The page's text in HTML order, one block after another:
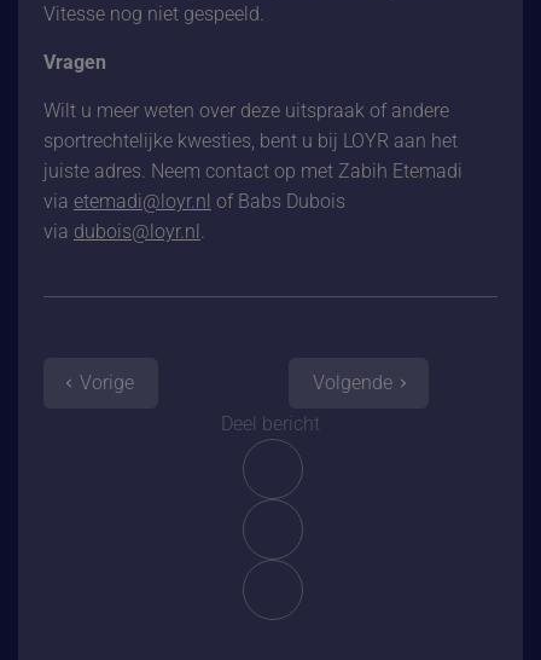
Vitesse nog niet gespeeld.
Vragen
Wilt u meer weten over deze uitspraak of andere
sportrechtelijke kwesties, bent u bij LOYR aan het
juiste adres. Neem contact op met Zabih Etemadi
via etemadi@loyr.nl of Babs Dubois
via dubois@loyr.nl
Vorige
Deel bericht
Volgende